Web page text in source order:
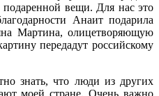
вещи. Для нас это
Анаит подарила
Мартина, олицетворяющую
передадут российскому
знать, что люди из других